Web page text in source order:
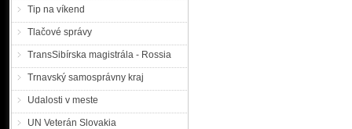
Tip na víkend
Tlačové správy
TransSibírska magistrála - Rossia
Trnavský samosprávny kraj
Udalosti v meste
UN Veterán Slovakia